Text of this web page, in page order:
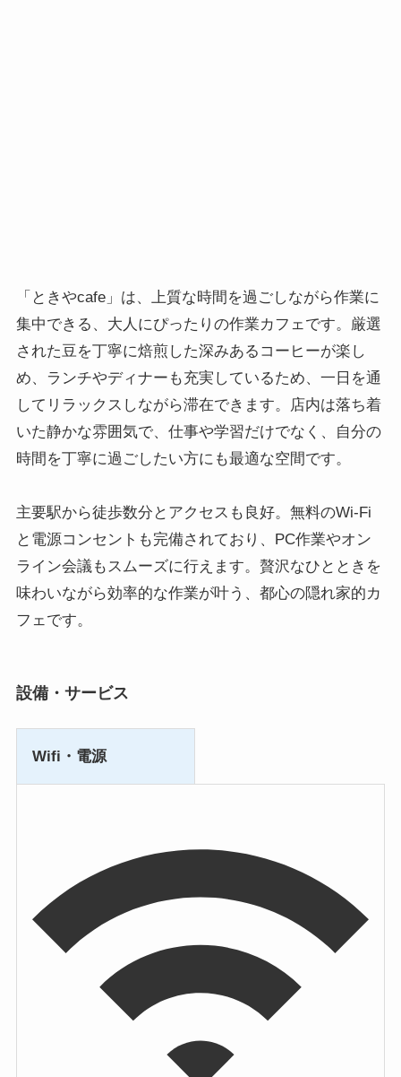
「ときやcafe」は、上質な時間を過ごしながら作業に
集中できる、大人にぴったりの作業カフェです。厳選
された豆を丁寧に焙煎した深みあるコーヒーが楽し
め、ランチやディナーも充実しているため、一日を通
してリラックスしながら滞在できます。店内は落ち着
いた静かな雰囲気で、仕事や学習だけでなく、自分の
時間を丁寧に過ごしたい方にも最適な空間です。
主要駅から徒歩数分とアクセスも良好。無料のWi-Fi
と電源コンセントも完備されており、PC作業やオン
ライン会議もスムーズに行えます。贅沢なひとときを
味わいながら効率的な作業が叶う、都心の隠れ家的カ
フェです。
設備・サービス
Wifi・電源